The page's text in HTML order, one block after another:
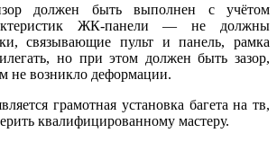
должен быть выполнен с учётом
ЖК-панели — не должны
связывающие пульт и панель, рамка
но при этом должен быть зазор,
не возникло деформации.
грамотная установка багета на тв,
квалифицированному мастеру.